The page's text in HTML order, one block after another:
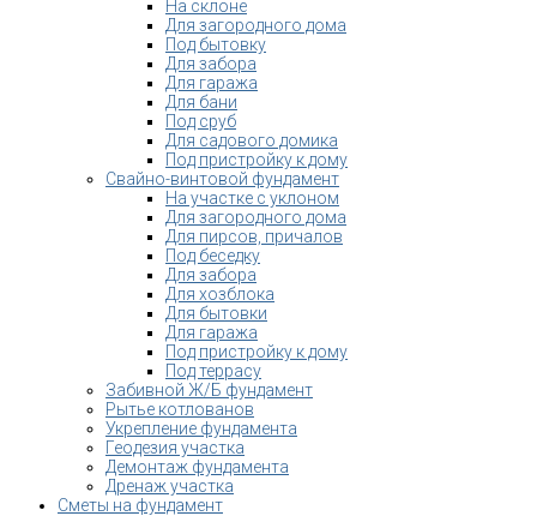
На склоне
Для загородного дома
Под бытовку
Для забора
Для гаража
Для бани
Под сруб
Для садового домика
Под пристройку к дому
Свайно-винтовой фундамент
На участке с уклоном
Для загородного дома
Для пирсов, причалов
Под беседку
Для забора
Для хозблока
Для бытовки
Для гаража
Под пристройку к дому
Под террасу
Забивной Ж/Б фундамент
Рытье котлованов
Укрепление фундамента
Геодезия участка
Демонтаж фундамента
Дренаж участка
Сметы на фундамент